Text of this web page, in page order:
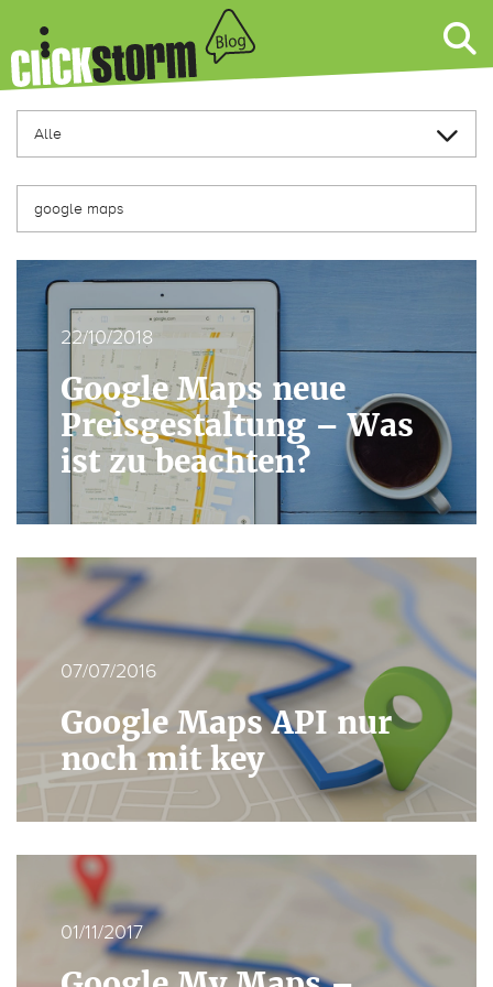
22/10/2018
Google Maps neue
Preisgestaltung – Was
ist zu beachten?
07/07/2016
Google Maps API nur
noch mit key
01/11/2017